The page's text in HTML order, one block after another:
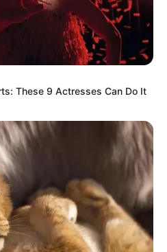
These 9 Actresses Can Do It